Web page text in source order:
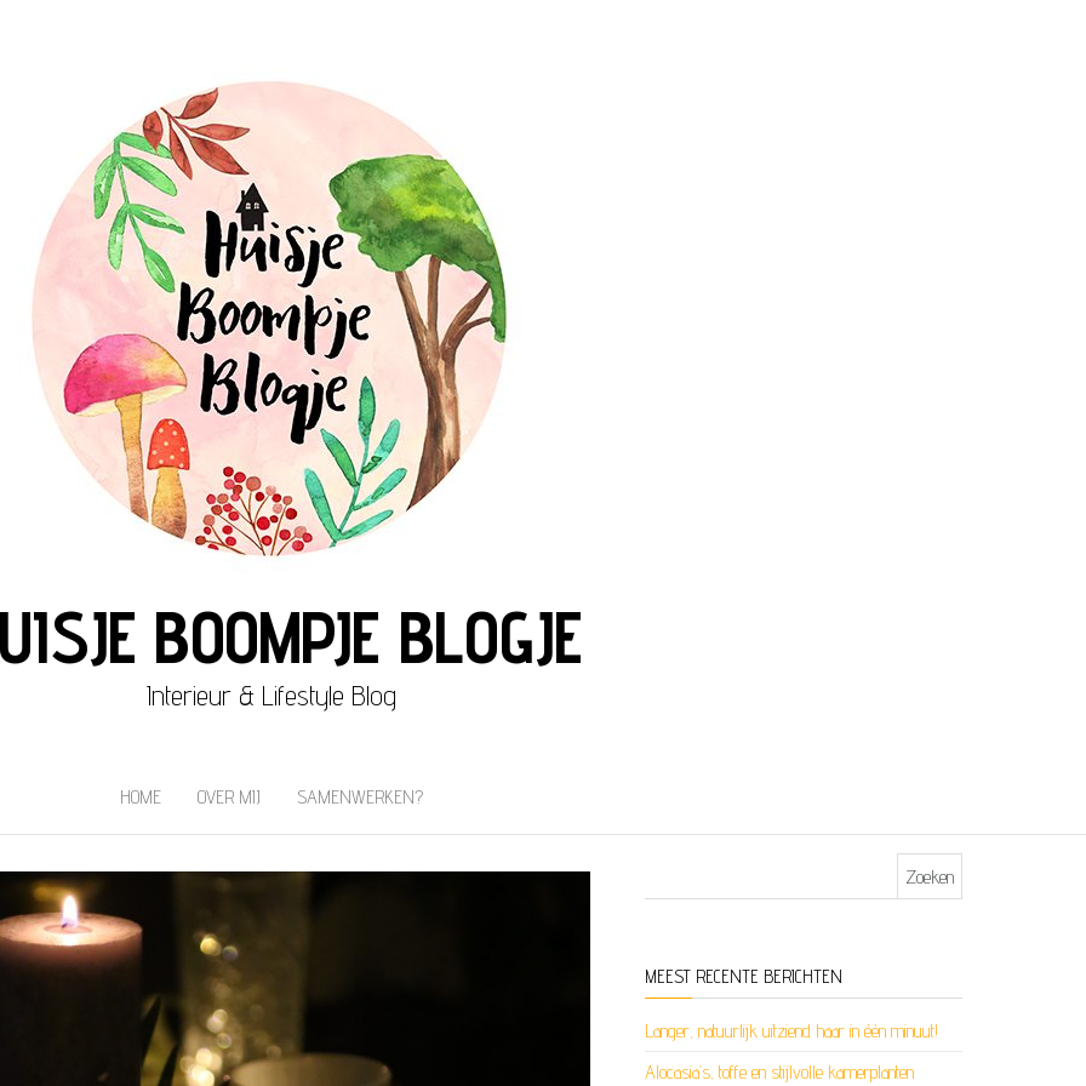
BOOMPJE BLOGJE
Interieur & Lifestyle Blog
HOME OVER MIJ SAMENWERKEN?
MEEST RECENTE BERICHTEN
Langer, natuurlijk uitziend haar in één minuut!
Alocasia’s, toffe en stijlvolle kamerplanten